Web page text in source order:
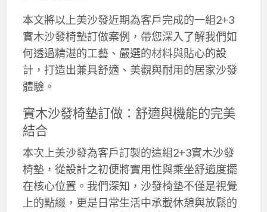
本文將以上美沙發近期為客戶完成的一組2+3
實木沙發椅墊訂做案例，帶您深入了解我們如
何透過精湛的工藝、嚴選的材料與貼心的設
計，打造出兼具舒適、美觀與耐用的居家沙發
體驗。
實木沙發椅墊訂做：舒適與機能的完美
結合
本次上美沙發為客戶訂製的這組2+3實木沙發
椅墊，從設計之初便將實用性與乘坐舒適度擺
在核心位置。我們深知，沙發椅墊不僅是視覺
上的點綴，更是日常生活中承載休憩與放鬆的